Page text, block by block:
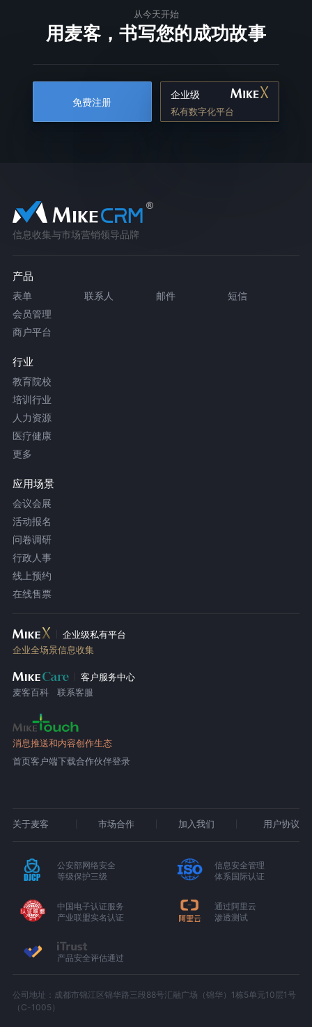
从今天开始
用麦客，书写您的成功故事
免费注册
企业级
私有数字化平台
信息收集与市场营销领导品牌
产品
表单 联系人 邮件
短信
会员管理
商户平台
行业
教育院校
培训行业
人力资源
医疗健康
更多
应用场景
会议会展
活动报名
问卷调研
行政人事
线上预约
在线售票
企业级私有平台
企业全场景信息收集
客户服务中心
麦客百科
联系客服
消息推送和内容创作生态
首页客户端下载合作伙伴登录
关于麦客 市场合作 加入我们 用户协议
公安部网络安全
等级保护三级
信息安全管理
体系国际认证
中国电子认证服务
产业联盟实名认证
通过阿里云
渗透测试
产品安全评估通过
公司地址：成都市锦江区锦华路三段88号汇融广场（锦华）1栋5单元10层1号
（C-1005）